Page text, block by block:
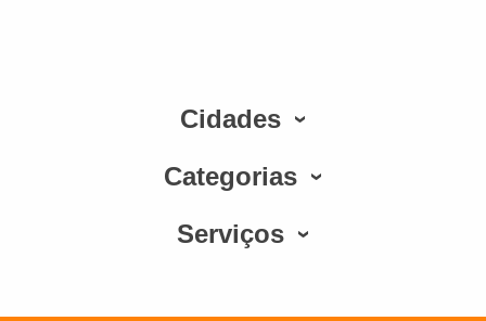
Cidades
Categorias
Serviços